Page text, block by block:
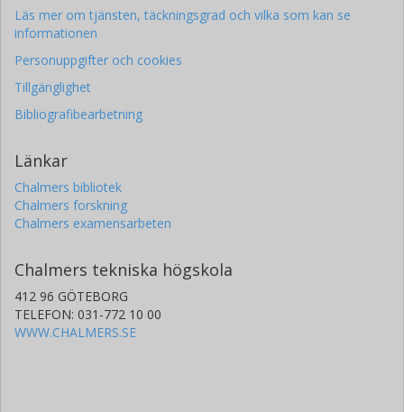
Läs mer om tjänsten, täckningsgrad och vilka som kan se
informationen
Personuppgifter och cookies
Tillgänglighet
Bibliografibearbetning
Länkar
Chalmers bibliotek
Chalmers forskning
Chalmers examensarbeten
Chalmers tekniska högskola
412 96 GÖTEBORG
TELEFON: 031-772 10 00
WWW.CHALMERS.SE